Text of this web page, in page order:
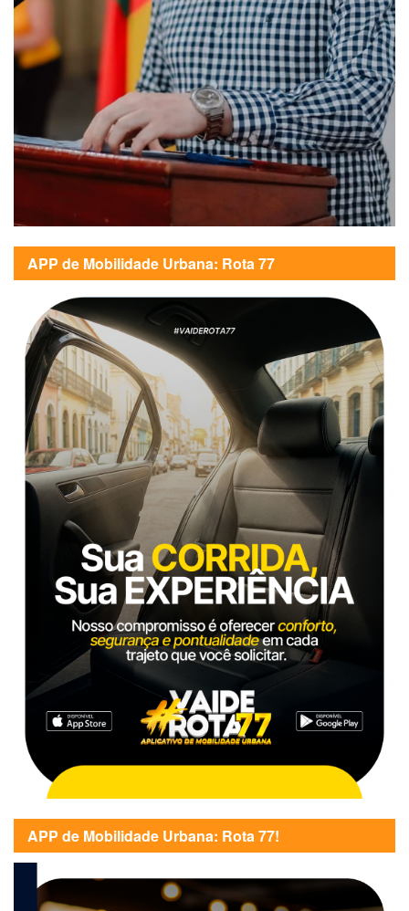
APP de Mobilidade Urbana: Rota 77
APP de Mobilidade Urbana: Rota 77!